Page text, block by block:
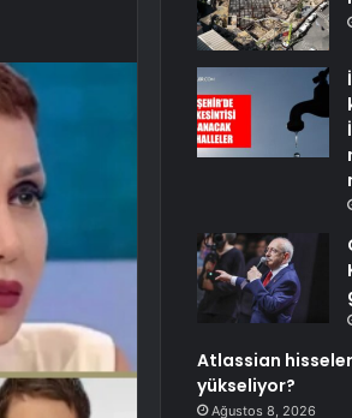
Atlassian
yükseliyor?
Ağustos 8, 2026